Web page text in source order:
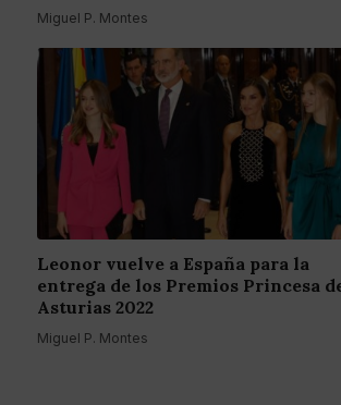
Miguel P. Montes
Leonor vuelve a España para la
entrega de los Premios Princesa
Asturias 2022
Miguel P. Montes